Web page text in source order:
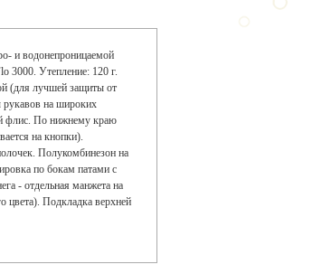
и водонепроницаемой
3000. Утепление: 120 г.
(для лучшей защиты от
рукавов на широких
флис. По нижнему краю
на кнопки).
Полукомбинезон на
по бокам патами с
- отдельная манжета на
цвета). Подкладка верхней